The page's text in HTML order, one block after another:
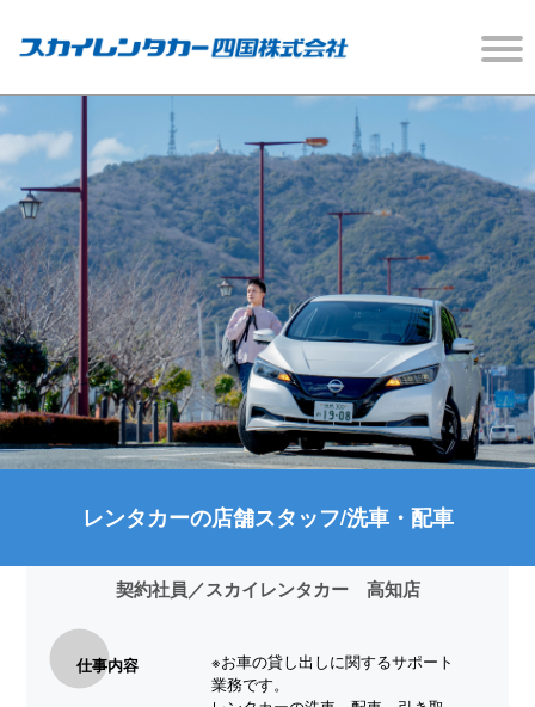
レンタカーの店舗スタッフ/洗車・配車
契約社員／スカイレンタカー 高知店
仕事内容
※お車の貸し出しに関するサポート
業務です。